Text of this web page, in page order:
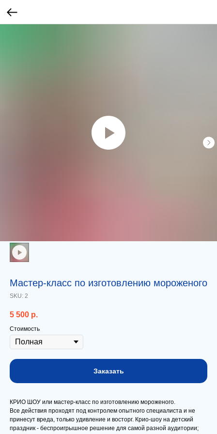
Мастер-класс по изготовлению мороженого
SKU: 2
5 500 р.
Стоимость
Заказать
КРИО ШОУ или мастер-класс по изготовлению мороженого.
Все действия проходят под контролем опытного специалиста и не
принесут вреда, только удивление и восторг. Крио-шоу на детский
праздник - беспроигрышное решение для самой разной аудитории;